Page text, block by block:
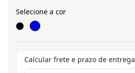
Selecione a cor
Calcular frete e prazo de entrega